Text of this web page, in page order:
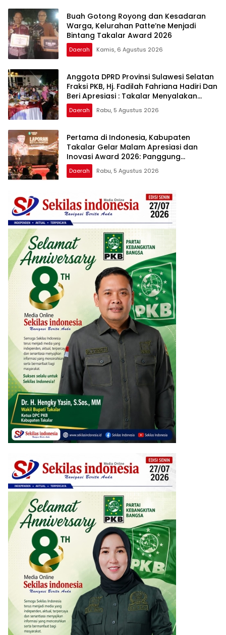
Buah Gotong Royong dan Kesadaran
Warga, Kelurahan Patte’ne Menjadi
Bintang Takalar Award 2026
Daerah Kamis, 6 Agustus 2026
Anggota DPRD Provinsi Sulawesi Selatan
Fraksi PKB, Hj. Fadilah Fahriana Hadiri Dan
Beri Apresiasi : Takalar Menyalakan
Lentera Pengabdian Melalui Malam
Apresiasi dan Inovasi Award 2026
Daerah Rabu, 5 Agustus 2026
Pertama di Indonesia, Kabupaten
Takalar Gelar Malam Apresiasi dan
Inovasi Award 2026: Panggung
Penghargaan bagi Pelayan Publik
Berprestasi
Daerah Rabu, 5 Agustus 2026